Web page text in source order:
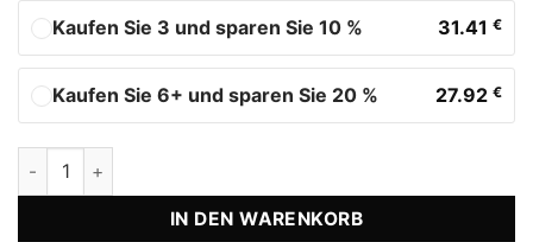
Kaufen Sie 3 und sparen Sie 10 % 31.41 €
Kaufen Sie 6+ und sparen Sie 20 % 27.92 €
Brain support Menge
IN DEN WARENKORB